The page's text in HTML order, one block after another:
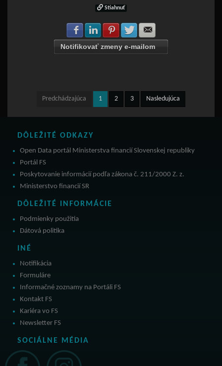
Stiahnuť
Zdielať na Facebook
Zdielať na LinkedIn
Zdielať na Pinterest
Zdielať na Twitter
Notifikovať zmeny e-mailom
Predchádzajúca 1 2 3 Nasledujúca
DÔLEŽITÉ ODKAZY
Open Data portál Ministerstva financií Slovenskej republiky
Portál FS
Poskytovanie informácií podľa zákona č. 211/2000 Z. z.
Ministerstvo financií SR
DÔLEŽITÉ INFORMÁCIE
Podmienky použitia
Dátová politika
INÉ
Notifikácia
Formuláre
Informačné zoznamy na Portáli FS
Kontakt FS
Kariéra vo FS
Newsletter FS
SOCIÁLNE MÉDIA